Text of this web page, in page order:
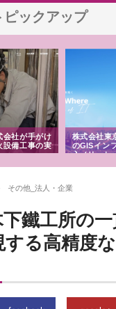
ピックアップ
会社が手がけ
設備工事の実
株式会社東
のGISイン
入メリット
その他_法人・企業
鐵工所の
る高精度